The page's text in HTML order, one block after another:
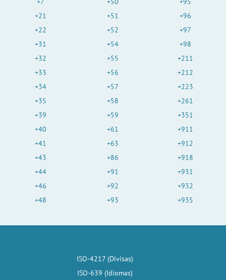
+21
+22
+31
+32
+33
+34
+35
+39
+40
+41
+43
+44
+46
+48
+51
+52
+54
+55
+56
+57
+58
+59
+61
+63
+86
+91
+92
+93
+96
+97
+98
+211
+212
+223
+261
+351
+911
+912
+918
+931
+932
+935
ISO-4217 (Divisas)
ISO-639 (Idiomas)